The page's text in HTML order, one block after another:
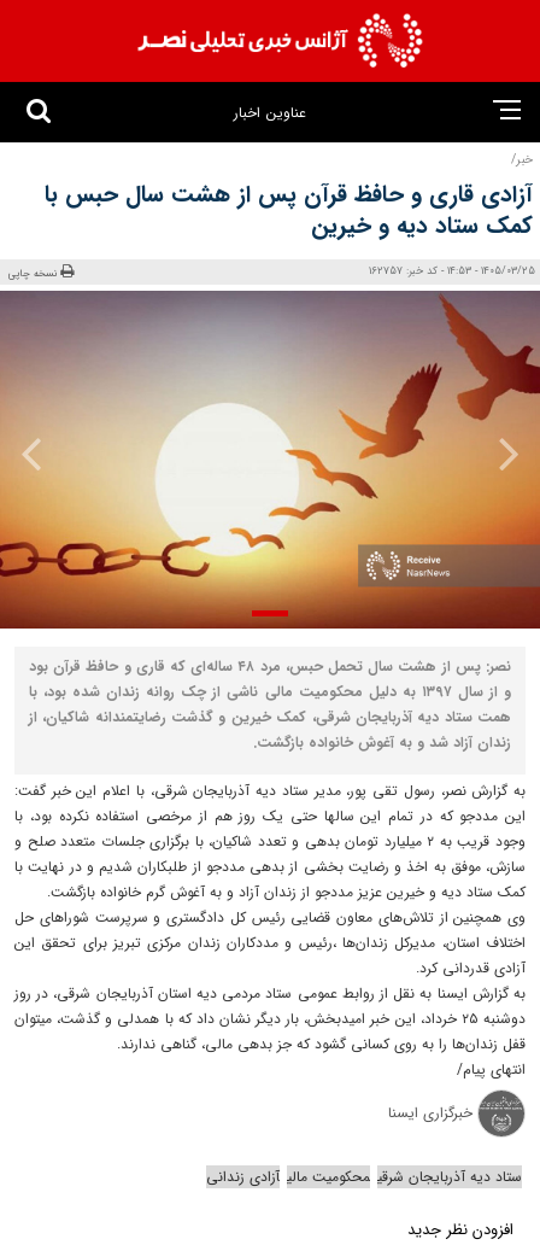
عناوین اخبار
خبر/
آزادی قاری و حافظ قرآن پس از هشت سال حبس با
کمک ستاد دیه و خیرین
1405/03/25 - 14:53 - کد خبر: 162757 نسخه چاپی
نصر: پس از هشت سال تحمل حبس، مرد ۴۸ ساله‌ای که قاری و حافظ قرآن بود
و از سال ۱۳۹۷ به دلیل محکومیت مالی ناشی از چک روانه زندان شده بود، با
همت ستاد دیه آذربایجان شرقی، کمک خیرین و گذشت رضایتمندانه شاکیان، از
زندان آزاد شد و به آغوش خانواده بازگشت.
به گزارش نصر، رسول تقی پور، مدیر ستاد دیه آذربایجان شرقی، با اعلام این خبر گفت:
این مددجو که در تمام این سالها حتی یک روز هم از مرخصی استفاده نکرده بود، با
وجود قریب به ۲ میلیارد تومان بدهی و تعدد شاکیان، با برگزاری جلسات متعدد صلح و
سازش، موفق به اخذ و رضایت بخشی از بدهی مددجو از طلبکاران شدیم و در نهایت با
کمک ستاد دیه و خیرین عزیز مددجو از زندان آزاد و به آغوش گرم خانواده بازگشت.
وی همچنین از تلاش‌های معاون قضایی رئیس کل دادگستری و سرپرست شوراهای حل
اختلاف استان، مدیرکل زندان‌ها ،رئیس و مددکاران زندان مرکزی تبریز برای تحقق این
آزادی قدردانی کرد.
به گزارش ایسنا به نقل از روابط عمومی ستاد مردمی دیه استان آذربایجان شرقی، در روز
دوشنبه ۲۵ خرداد، این خبر امیدبخش، بار دیگر نشان داد که با همدلی و گذشت، میتوان
قفل زندان‌ها را به روی کسانی گشود که جز بدهی مالی، گناهی ندارند.
انتهای پیام/
خبرگزاری ایسنا
ستاد دیه آذربایجان شرقی محکومیت مالی آزادی زندانی
افزودن نظر جدید